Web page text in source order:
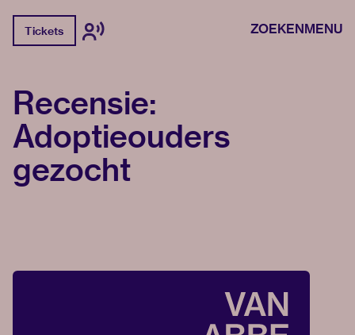
Tickets ZOEKENMENU
Recensie:
Adoptieouders
gezocht